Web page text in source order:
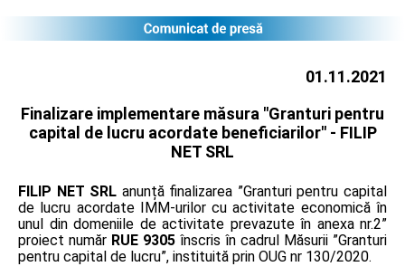
01.11.2021
Finalizare implementare măsura "Granturi pentru
capital de lucru acordate beneficiarilor" - FILIP
NET SRL
FILIP NET SRL anunță finalizarea ”Granturi pentru capital
de lucru acordate IMM-urilor cu activitate economică în
unul din domeniile de activitate prevazute în anexa nr.2”
proiect număr RUE 9305 înscris în cadrul Măsurii ”Granturi
pentru capital de lucru”, instituită prin OUG nr 130/2020.